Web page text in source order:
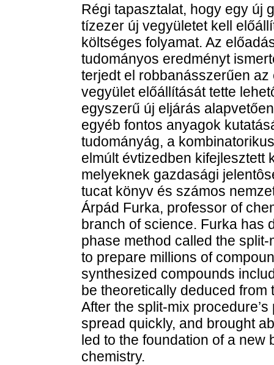
Régi tapasztalat, hogy egy új
tízezer új vegyületet kell
költséges folyamat. Az
tudományos eredményt
terjedt el robbanásszerűen
vegyület előállítását tette
egyszerű új eljárás
egyéb fontos anyagok
tudományág, a
elmúlt évtizedben kifejlesztett
melyeknek gazdasági
tucat könyv és számos
Árpád Furka, professor of
branch of science. Furka has
phase method called the
to prepare millions of
synthesized compounds
be theoretically deduced
After the split-mix
spread quickly, and brought
led to the foundation of a
chemistry.